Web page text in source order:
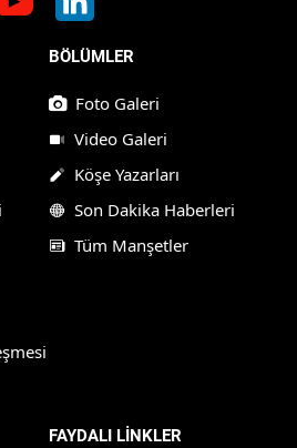
BÖLÜMLER
Foto Galeri
Video Galeri
Köşe Yazarları
Son Dakika Haberleri
Tüm Manşetler
FAYDALI LİNKLER